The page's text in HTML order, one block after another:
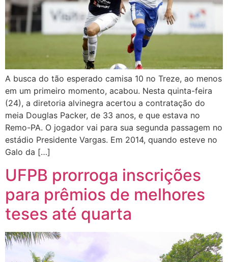
A busca do tão esperado camisa 10 no Treze, ao menos
em um primeiro momento, acabou. Nesta quinta-feira
(24), a diretoria alvinegra acertou a contratação do
meia Douglas Packer, de 33 anos, e que estava no
Remo-PA. O jogador vai para sua segunda passagem no
estádio Presidente Vargas. Em 2014, quando esteve no
Galo da […]
UFPB prorroga inscrições
para prêmios de melhores
teses até quarta